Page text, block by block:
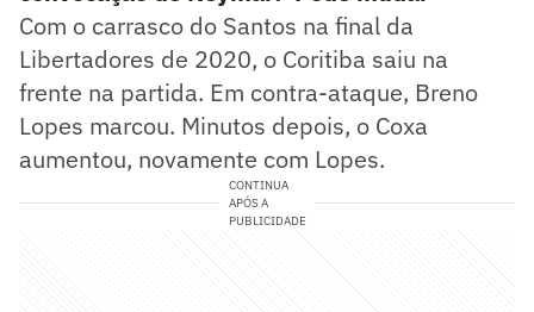
Com o carrasco do Santos na final da
Libertadores de 2020, o Coritiba saiu na
frente na partida. Em contra-ataque, Breno
Lopes marcou. Minutos depois, o Coxa
aumentou, novamente com Lopes.
CONTINUA
APÓS A
PUBLICIDADE